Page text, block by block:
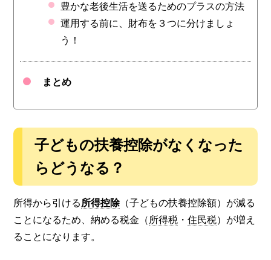
豊かな老後生活を送るためのプラスの方法
運用する前に、財布を３つに分けましょ
う！
まとめ
子どもの扶養控除がなくなった
らどうなる？
所得から引ける所得控除（子どもの扶養控除額）が減る
ことになるため、納める税金（ 所得税 ・住民税）が増え
ることになります。